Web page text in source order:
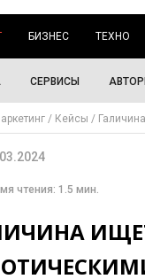
БИЗНЕС ТЕХНО
СЕРВИСЫ
Кейсы
чтения: 1.5 мин.